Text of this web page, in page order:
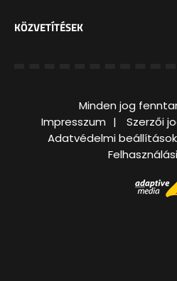
KÖZVETÍTÉSEK
Minden jog
Impresszum
Szerzői
Adatvédelmi beállítások